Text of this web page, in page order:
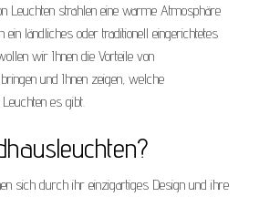
Leuchten strahlen eine warme Atmosphäre
ländliches oder traditionell eingerichtetes
wir Ihnen die Vorteile von
und Ihnen zeigen, welche
es gibt.
sich durch ihr einzigartiges Design und ihre